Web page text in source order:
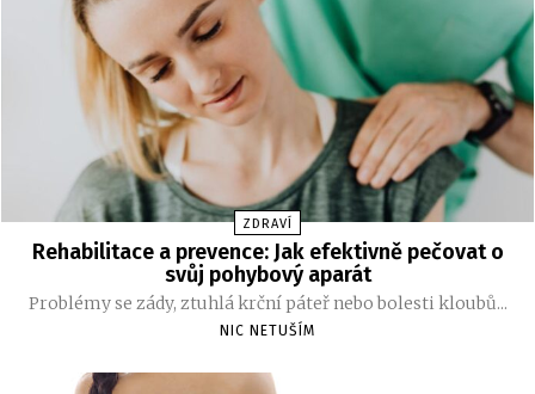
ZDRAVÍ
Rehabilitace a prevence: Jak efektivně pečovat o
svůj pohybový aparát
Problémy se zády, ztuhlá krční páteř nebo bolesti kloubů...
NIC NETUŠÍM